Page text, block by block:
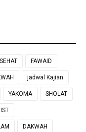
FAWAID
jadwal Kajian
YAKOMA SHOLAT
DAKWAH